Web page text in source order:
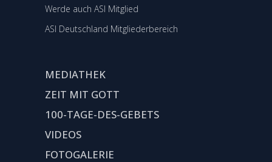
Werde auch ASI Mitglied
ASI Deutschland Mitgliederbereich
MEDIATHEK
ZEIT MIT GOTT
100-TAGE-DES-GEBETS
VIDEOS
FOTOGALERIE